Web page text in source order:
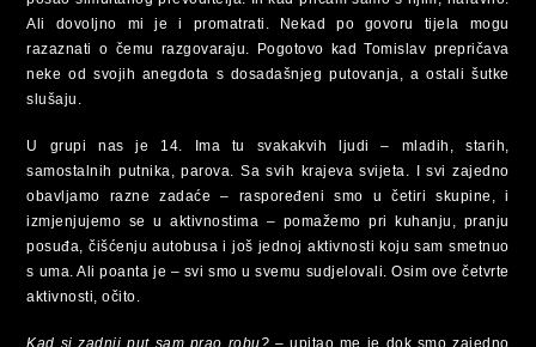
Ali dovoljno mi je i promatrati. Nekad po govoru tijela mogu
razaznati o čemu razgovaraju. Pogotovo kad Tomislav prepričava
neke od svojih anegdota s dosadašnjeg putovanja, a ostali šutke
slušaju.
U grupi nas je 14. Ima tu svakakvih ljudi – mladih, starih,
samostalnih putnika, parova. Sa svih krajeva svijeta. I svi zajedno
obavljamo razne zadaće – raspoređeni smo u četiri skupine, i
izmjenjujemo se u aktivnostima – pomažemo pri kuhanju, pranju
posuđa, čišćenju autobusa i još jednoj aktivnosti koju sam smetnuo
s uma. Ali poanta je – svi smo u svemu sudjelovali. Osim ove četvrte
aktivnosti, očito.